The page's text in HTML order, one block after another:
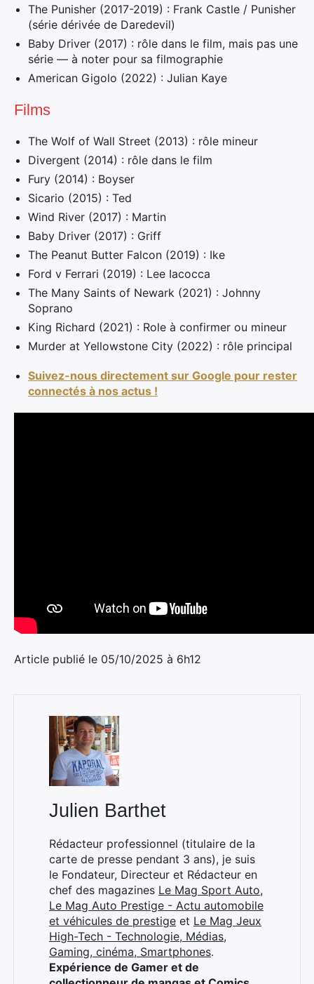
The Punisher (2017-2019) : Frank Castle / Punisher
(série dérivée de Daredevil)
Baby Driver (2017) : rôle dans le film, mais pas une
série — à noter pour sa filmographie
American Gigolo (2022) : Julian Kaye
Films
The Wolf of Wall Street (2013) : rôle mineur
Divergent (2014) : rôle dans le film
Fury (2014) : Boyser
Sicario (2015) : Ted
Wind River (2017) : Martin
Baby Driver (2017) : Griff
The Peanut Butter Falcon (2019) : Ike
Ford v Ferrari (2019) : Lee Iacocca
The Many Saints of Newark (2021) : Johnny
Soprano
King Richard (2021) : Role à confirmer ou mineur
Murder at Yellowstone City (2022) : rôle principal
Suivez-nous directement sur Google pour rester
connectés à nos actus !
Article publié le 05/10/2025 à 6h12
Julien Barthet
Rédacteur professionnel (titulaire de la
carte de presse pendant 3 ans), je suis
le Fondateur, Directeur et Rédacteur en
chef des magazines Le Mag Sport Auto,
Le Mag Auto Prestige - Actu automobile
et véhicules de prestige et Le Mag Jeux
High-Tech - Technologie, Médias,
Gaming, cinéma, Smartphones.
Expérience de Gamer et de
Rechercher